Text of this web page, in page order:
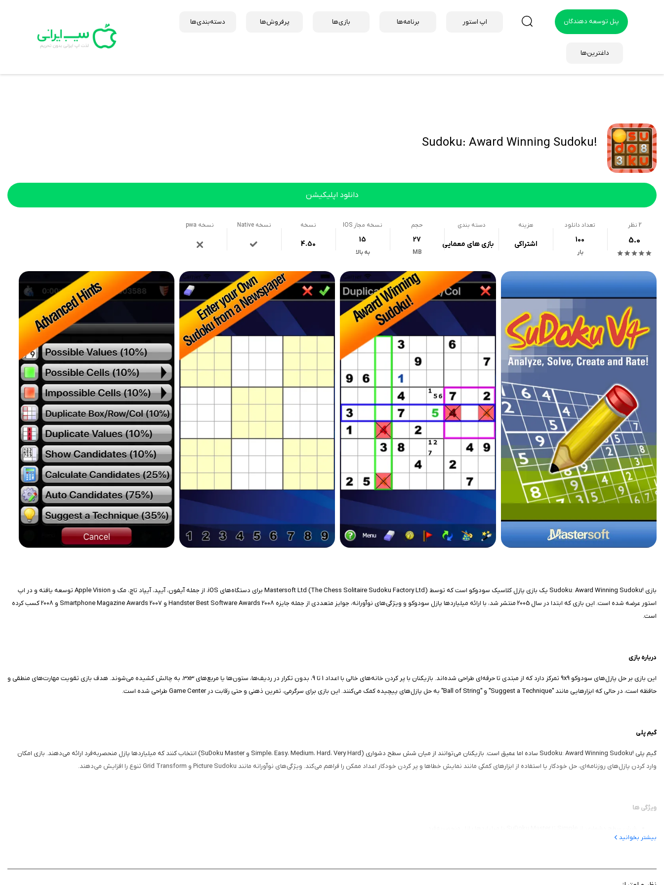
پنل توسعه دهندگان اپ استور برنامه‌ها بازی‌ها پرفروش‌ها دسته‌بندی‌ها
داغترین‌ها
!Sudoku: Award Winning Sudoku
دانلود اپلیکیشن
2 نظر
5.0
تعداد دانلود
100
بار
هزینه
اشتراکی
دسته بندی
بازی های معمایی
حجم
27
MB
نسخه مجاز IOS
15
به بالا
نسخه
4.50
نسخه Native نسخه pwa
بازی !Sudoku: Award Winning Sudoku یک بازی پازل کلاسیک سودوکو است که توسط Mastersoft Ltd (The Chess Solitaire Sudoku Factory Ltd) برای دستگاه‌های iOS، از جمله آیفون، آیپد، آیپاد تاچ، مک و Apple Vision توسعه یافته و در اپ
استور عرضه شده است. این بازی که ابتدا در سال 2005 منتشر شد، با ارائه میلیاردها پازل سودوکو و ویژگی‌های نوآورانه، جوایز متعددی از جمله جایزه Handster Best Software Awards 2008 و Smartphone Magazine Awards 2007 و 2008 کسب کرده
است.
درباره بازی
این بازی بر حل پازل‌های سودوکو 9x9 تمرکز دارد که از مبتدی تا حرفه‌ای طراحی شده‌اند. بازیکنان با پر کردن خانه‌های خالی با اعداد 1 تا 9، بدون تکرار در ردیف‌ها، ستون‌ها یا مربع‌های 3x3، به چالش کشیده می‌شوند. هدف بازی تقویت مهارت‌های منطقی و
حافظه است، در حالی که ابزارهایی مانند "Suggest a Technique" و "Ball of String" به حل پازل‌های پیچیده کمک می‌کنند. این بازی برای سرگرمی، تمرین ذهنی و حتی رقابت در Game Center طراحی شده است.
گیم‌ پلی
گیم‌ پلی !Sudoku: Award Winning Sudoku ساده اما عمیق است. بازیکنان می‌توانند از میان شش سطح دشواری (Simple، Easy، Medium، Hard، Very Hard و SuDoku Master) انتخاب کنند که میلیاردها پازل منحصربه‌فرد ارائه می‌دهند. بازی امکان
وارد کردن پازل‌های روزنامه‌ای، حل خودکار یا استفاده از ابزارهای کمکی مانند نمایش خطاها و پر کردن خودکار اعداد ممکن را فراهم می‌کند. ویژگی‌های نوآورانه مانند Picture Sudoku و Grid Transform تنوع را افزایش می‌دهند.
ویژگی‌ ها
ابزارهای کمکی: شامل Suggest a Technique، Ball of String و پر کردن خودکار اعداد.
پشتیبانی از Game Center: رقابت با دوستان و ثبت دستاوردها.
بیشتر بخوانید